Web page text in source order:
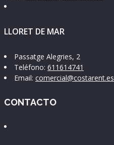
LLORET DE MAR
Passatge Alegries, 2
Teléfono: 611614741
Email: comercial@costarent.es
CONTACTO